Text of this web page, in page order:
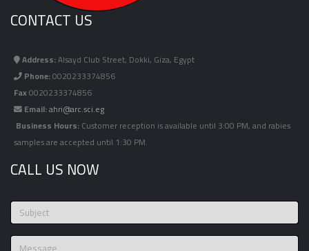
CONTACT US
Address:Alsayd Club Street, Dokki, Giza, Egypt
Phone:0020233374856
Fax0020233374856
Email:ahri@arc.sci.eg
Business Hours:Customer reception is available until 3:00 PM, and rabies
samples are accepted until 1:30 PM.
CALL US NOW